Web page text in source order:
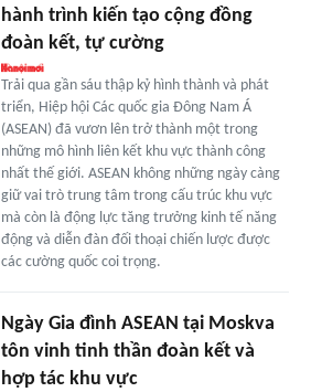
hành trình kiến tạo cộng đồng
đoàn kết, tự cường
Trải qua gần sáu thập kỷ hình thành và phát
triển, Hiệp hội Các quốc gia Đông Nam Á
(ASEAN) đã vươn lên trở thành một trong
những mô hình liên kết khu vực thành công
nhất thế giới. ASEAN không những ngày càng
giữ vai trò trung tâm trong cấu trúc khu vực
mà còn là động lực tăng trưởng kinh tế năng
động và diễn đàn đối thoại chiến lược được
các cường quốc coi trọng.
Ngày Gia đình ASEAN tại Moskva
tôn vinh tinh thần đoàn kết và
hợp tác khu vực